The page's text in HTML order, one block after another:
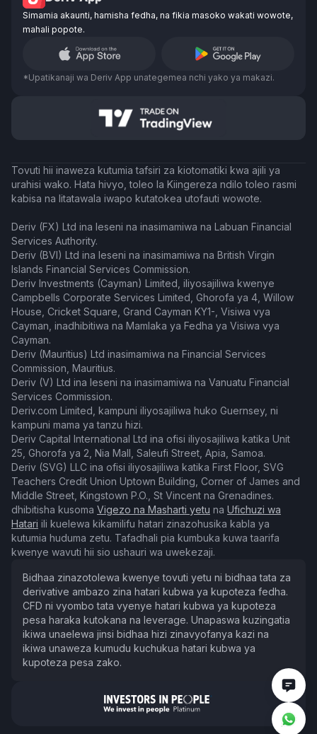
Simamia akaunti, hamisha fedha, na fikia masoko wakati wowote,
mahali popote.
*Upatikanaji wa Deriv App unategemea nchi yako ya makazi.
Tovuti hii inaweza kutumia tafsiri za kiotomatiki kwa ajili ya
urahisi wako. Hata hivyo, toleo la Kiingereza ndilo toleo rasmi
kabisa na litatawala iwapo kutatokea utofauti wowote.
Deriv (FX) Ltd ina leseni na inasimamiwa na Labuan Financial
Services Authority.
Deriv (BVI) Ltd ina leseni na inasimamiwa na British Virgin
Islands Financial Services Commission.
Deriv Investments (Cayman) Limited, iliyosajiliwa kwenye
Campbells Corporate Services Limited, Ghorofa ya 4, Willow
House, Cricket Square, Grand Cayman KY1-, Visiwa vya
Cayman, inadhibitiwa na Mamlaka ya Fedha ya Visiwa vya
Cayman.
Deriv (Mauritius) Ltd inasimamiwa na Financial Services
Commission, Mauritius.
Deriv (V) Ltd ina leseni na inasimamiwa na Vanuatu Financial
Services Commission.
Deriv.com Limited, kampuni iliyosajiliwa huko Guernsey, ni
kampuni mama ya tanzu hizi.
Deriv Capital International Ltd ina ofisi iliyosajiliwa katika Unit
25, Ghorofa ya 2, Nia Mall, Saleufi Street, Apia, Samoa.
Deriv (SVG) LLC ina ofisi iliyosajiliwa katika First Floor, SVG
Teachers Credit Union Uptown Building, Corner of James and
Middle Street, Kingstown P.O., St Vincent na Grenadines.
dhibitisha kusoma Vigezo na Masharti yetu na Ufichuzi wa
Hatari ili kuelewa kikamilifu hatari zinazohusika kabla ya
kutumia huduma zetu. Tafadhali pia kumbuka kuwa taarifa
kwenye wavuti hii sio ushauri wa uwekezaji.
Bidhaa zinazotolewa kwenye tovuti yetu ni bidhaa tata za
derivative ambazo zina hatari kubwa ya kupoteza fedha.
CFD ni vyombo tata vyenye hatari kubwa ya kupoteza
pesa haraka kutokana na leverage. Unapaswa kuzingatia
ikiwa unaelewa jinsi bidhaa hizi zinavyofanya kazi na
ikiwa unaweza kumudu kuchukua hatari kubwa ya
kupoteza pesa zako.